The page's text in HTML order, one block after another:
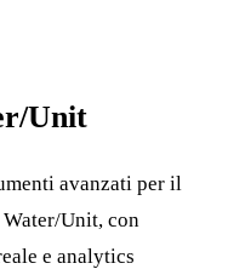
Unit
avanzati per il
Unit, con
e analytics